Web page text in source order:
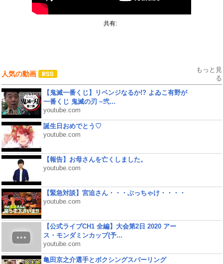
共有:
人気の動画
もっと見
る
【鬼滅一番くじ】リベンジなるか!? よゐこ有野が
一番くじ 鬼滅の刃 ~弐...
youtube.com
誕生日おめでとう♡
youtube.com
【報告】お母さんを亡くしました。
youtube.com
【緊急対談】宮迫さん・・・ぶっちゃけ・・・・
youtube.com
【公式ライブCH1 全編】大会第2日 2020 アー
ス・モンダミンカップ(予...
youtube.com
亀田京之介選手とボクシングスパーリング